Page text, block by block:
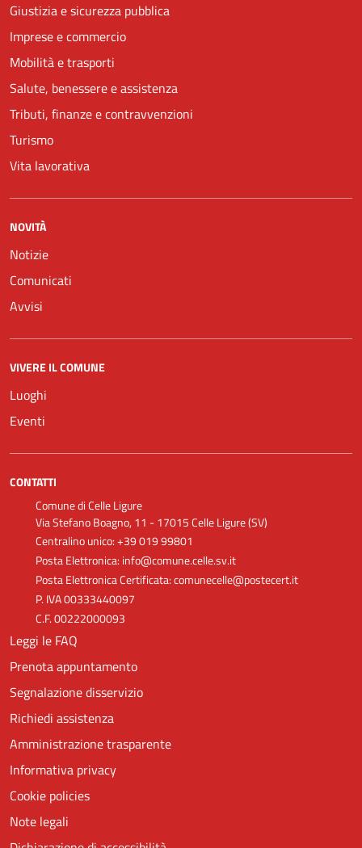
Giustizia e sicurezza pubblica
Imprese e commercio
Mobilità e trasporti
Salute, benessere e assistenza
Tributi, finanze e contravvenzioni
Turismo
Vita lavorativa
NOVITÀ
Notizie
Comunicati
Avvisi
VIVERE IL COMUNE
Luoghi
Eventi
CONTATTI
Comune di Celle Ligure
Via Stefano Boagno, 11 - 17015 Celle Ligure (SV)
Centralino unico: +39 019 99801
Posta Elettronica: info@comune.celle.sv.it
Posta Elettronica Certificata: comunecelle@postecert.it
P. IVA 00333440097
C.F. 00222000093
Leggi le FAQ
Prenota appuntamento
Segnalazione disservizio
Richiedi assistenza
Amministrazione trasparente
Informativa privacy
Cookie policies
Note legali